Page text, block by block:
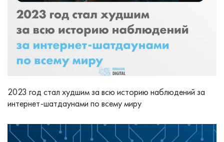
2023 год стал худшим за всю историю наблюдений за
интернет-шатдаунами по всему миру